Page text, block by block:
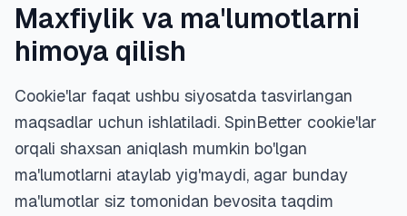
Maxfiylik va ma'lumotlarni
himoya qilish
Cookie'lar faqat ushbu siyosatda tasvirlangan
maqsadlar uchun ishlatiladi. SpinBetter cookie'lar
orqali shaxsan aniqlash mumkin bo'lgan
ma'lumotlarni ataylab yig'maydi, agar bunday
ma'lumotlar siz tomonidan bevosita taqdim